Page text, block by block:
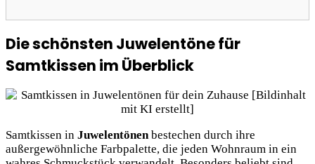
Die schönsten Juwelentöne für
Samtkissen im Überblick
Samtkissen in Juwelentönenbestechen durch ihre
außergewöhnliche Farbpalette, die jeden Wohnraum in ein